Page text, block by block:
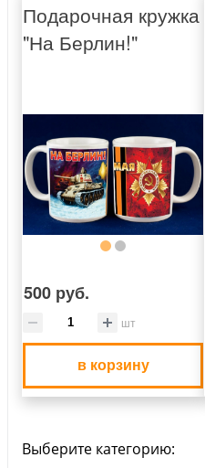
Подарочная кружка
"На Берлин!"
500 руб.
шт
в корзину
Выберите категорию: